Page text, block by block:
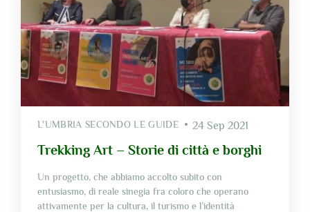
L'UMBRIA SECONDO LE GUIDE 24 Sep 2021
Trekking Art – Storie di città e borghi
Un progetto, che abbiamo accolto subito con
entusiasmo, di reale sinegia fra coloro che operano
attivamente per la cultura, il turismo e l’identità